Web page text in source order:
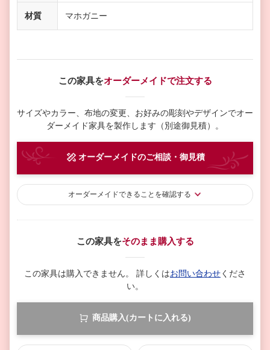
材質 マホガニー
この家具をオーダーメイドで注文する
サイズやカラー、布地の変更、お好みの彫刻やデザインでオー
ダーメイド家具を製作します（別途御見積）。
オーダーメイドのご相談・御見積
オーダーメイドできることを確認する
この家具をそのまま購入する
この家具は購入できません。 詳しくはお問い合わせくださ
い。
商品購入(カートに入れる)